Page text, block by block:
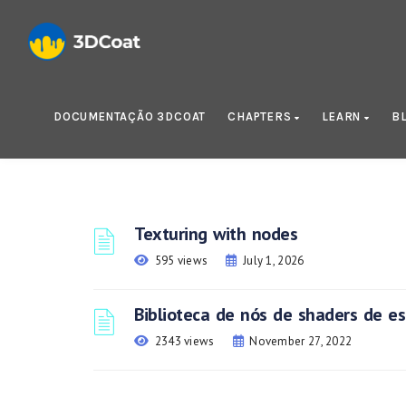
DOCUMENTAÇÃO 3DCOAT CHAPTERS LEARN
Texturing with nodes
595 views July 1, 2026
Biblioteca de nós de shaders de
2343 views November 27, 2022